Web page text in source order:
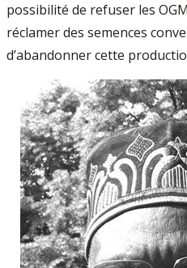
possibilité de refuser les
récla­mer des semences
d’abandonner cette